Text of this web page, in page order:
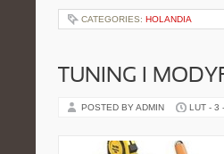
CATEGORIES: HOLANDIA
TUNING I
POSTED BY ADMIN LUT - 3